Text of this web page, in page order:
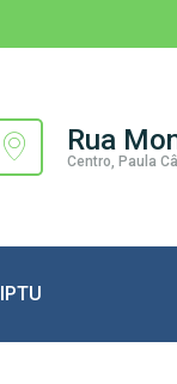
Rua
Centro, Paula
IPTU